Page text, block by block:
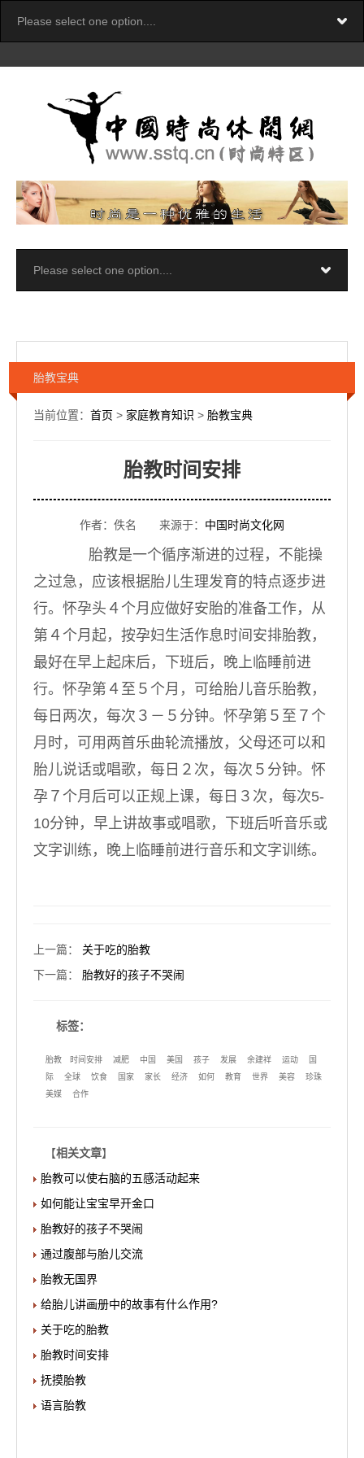
胎教宝典
当前位置： 首页 > 家庭教育知识 > 胎教宝典
胎教时间安排
作者：佚名 来源于： 中国时尚文化网
胎教是一个循序渐进的过程，不能操
之过急，应该根据胎儿生理发育的特点逐步进
行。怀孕头４个月应做好安胎的准备工作，从
第４个月起，按孕妇生活作息时间安排胎教，
最好在早上起床后，下班后，晚上临睡前进
行。怀孕第４至５个月，可给胎儿音乐胎教，
每日两次，每次３－５分钟。怀孕第５至７个
月时，可用两首乐曲轮流播放，父母还可以和
胎儿说话或唱歌，每日２次，每次５分钟。怀
孕７个月后可以正规上课，每日３次，每次5-
10分钟，早上讲故事或唱歌，下班后听音乐或
文字训练，晚上临睡前进行音乐和文字训练。
上一篇： 关于吃的胎教
下一篇： 胎教好的孩子不哭闹
标签：
胎教 时间安排 减肥 中国 美国 孩子 发展 余建祥 运动
国
际
全球 饮食 国家 家长 经济 如何 教育 世界 美容
珍珠
美媒
合作
【相关文章】
胎教可以使右脑的五感活动起来
如何能让宝宝早开金口
胎教好的孩子不哭闹
通过腹部与胎儿交流
胎教无国界
给胎儿讲画册中的故事有什么作用?
关于吃的胎教
胎教时间安排
抚摸胎教
语言胎教